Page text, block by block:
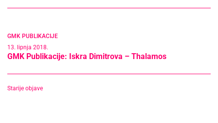
GMK PUBLIKACIJE
13. lipnja 2018.
GMK Publikacije: Iskra Dimitrova – Thalamos
Navigacija
Starije objave